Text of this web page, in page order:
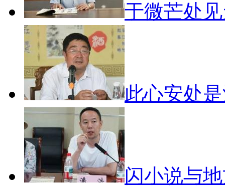
于微芒处
此心安处
闪小说与